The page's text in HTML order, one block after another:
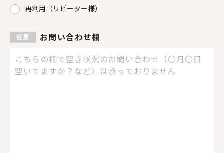
再利用（リピーター様）
お問い合わせ欄